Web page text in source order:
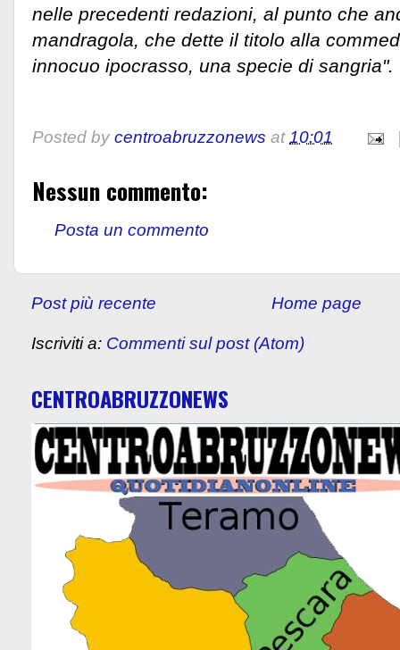
nelle precedenti redazioni, al punto che
mandragola, che dette il titolo alla
innocuo ipocrasso, una specie di sangria".
Posted by centroabruzzonews at10:01
Nessun commento:
Posta un commento
Post più recente Home page
Iscriviti a: Commenti sul post (Atom)
CENTROABRUZZONEWS